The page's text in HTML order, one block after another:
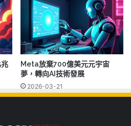
Meta放棄700億美元元宇宙
夢，轉向AI技術發展
2026-03-21